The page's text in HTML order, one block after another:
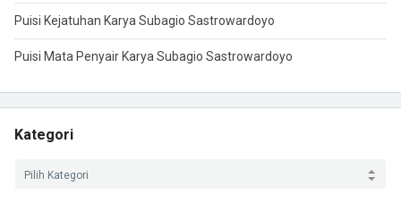
Puisi Kejatuhan Karya Subagio Sastrowardoyo
Puisi Mata Penyair Karya Subagio Sastrowardoyo
Kategori